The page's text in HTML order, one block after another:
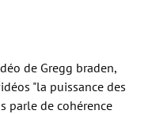
de Gregg braden,
"la puissance des
parle de cohérence